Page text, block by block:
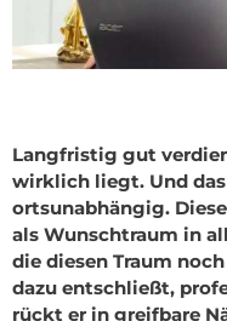
Langfristig gut
wirklich liegt. Und
ortsunabhängig.
als Wunschtraum in
die diesen Traum
dazu entschließt,
rückt er in greifbare